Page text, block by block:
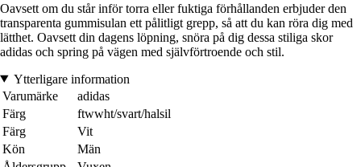
Oavsett om du står inför torra eller fuktiga förhållanden erbjuder den
transparenta gummisulan ett pålitligt grepp, så att du kan röra dig med
lätthet. Oavsett din dagens löpning, snöra på dig dessa stiliga skor
adidas och spring på vägen med självförtroende och stil.
Ytterligare information
Varumärke
adidas
Färg
ftwwht/svart/halsil
Färg
Vit
Kön
Män